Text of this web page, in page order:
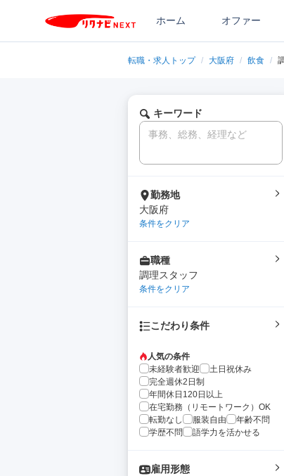
ホーム オファー
転職・求人トップ / 大阪府 / 飲食 /
キーワード
勤務地
大阪府
条件をクリア
職種
調理スタッフ
条件をクリア
こだわり条件
人気の条件
未経験者歓迎
土日祝休み
完全週休2日制
年間休日120日以上
在宅勤務（リモートワーク）OK
転勤なし
服装自由
年齢不問
学歴不問
語学力を活かせる
雇用形態